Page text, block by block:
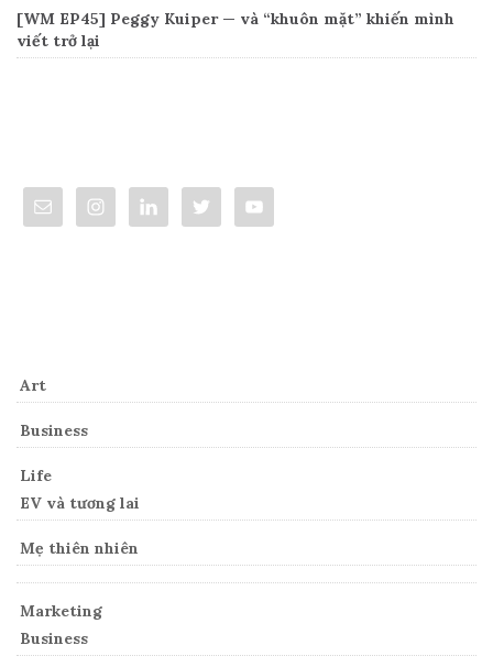
[WM EP45] Peggy Kuiper — và “khuôn mặt” khiến mình
viết trở lại
Art
Business
Life
EV và tương lai
Mẹ thiên nhiên
Marketing
Business